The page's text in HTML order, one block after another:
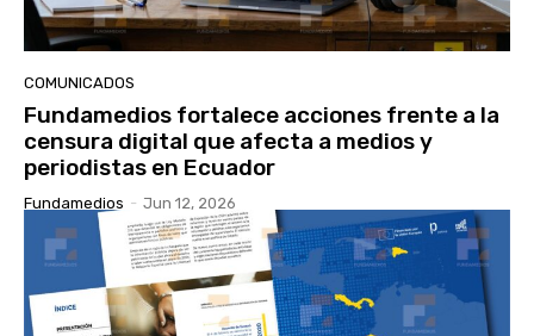
COMUNICADOS
Fundamedios fortalece acciones frente a la
censura digital que afecta a medios y
periodistas en Ecuador
Fundamedios - Jun 12, 2026